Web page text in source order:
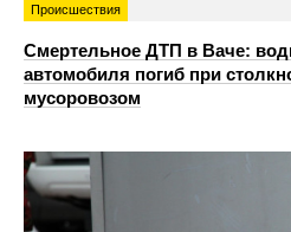
Происшествия
Смертельное ДТП в Ваче:
автомобиля погиб при
мусоровозом